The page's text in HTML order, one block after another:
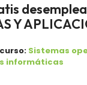
Y
Sistemas
informáticas